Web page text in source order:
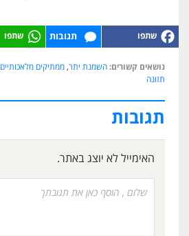
תגובות
נושאים קשורים: השמנת יתר, ממתיקים מלאכותיים
תזונה
תגובות
האימייל לא יוצג באתר.